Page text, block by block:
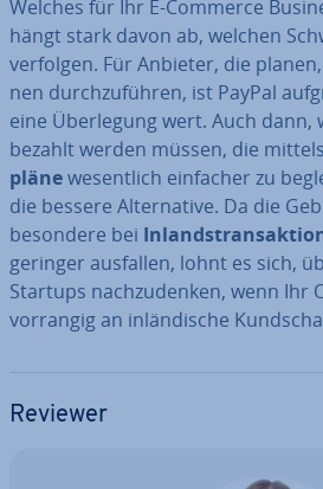
Welches für Ihr E-Commerce
hängt stark davon ab, welchen
verfolgen. Für Anbieter, die
nen durch­zu­füh­ren, ist PayPal
eine Über­le­gung wert. Auch dann,
bezahlt werden müssen, die mittels
plä­newe­sent­lich einfacher zu
die bessere Al­ter­na­ti­ve. Da die
be­son­de­re bei
geringer ausfallen, lohnt es sich,
Startups nach­zu­den­ken, wenn Ihr
vorrangig an in­län­di­sche
Reviewer